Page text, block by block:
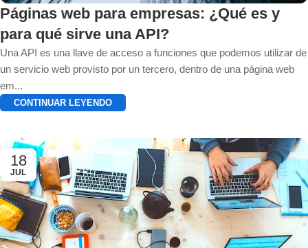
Páginas web para empresas: ¿Qué es y
para qué sirve una API?
Una API es una llave de acceso a funciones que podemos utilizar de
un servicio web provisto por un tercero, dentro de una página web
em...
CONTINUAR LEYENDO
18
JUL